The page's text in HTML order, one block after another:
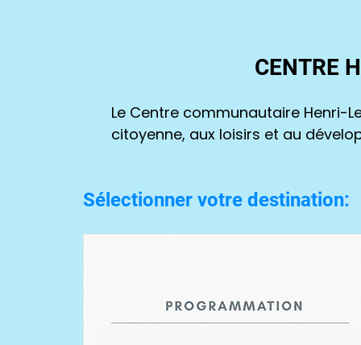
CENTRE
Le Centre communautaire Henri-
citoyenne, aux loisirs et au
Sélectionner votre destination: